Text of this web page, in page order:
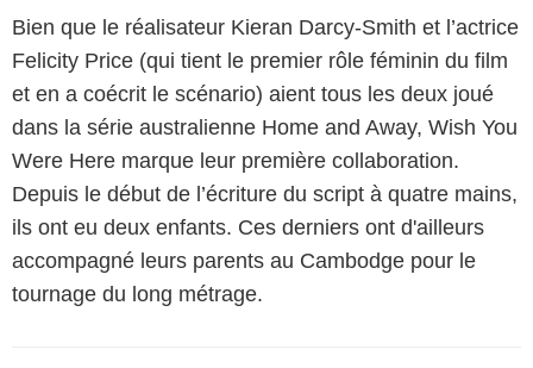
Bien que le réalisateur Kieran Darcy-Smith et l’actrice
Felicity Price (qui tient le premier rôle féminin du film
et en a coécrit le scénario) aient tous les deux joué
dans la série australienne Home and Away, Wish You
Were Here marque leur première collaboration.
Depuis le début de l’écriture du script à quatre mains,
ils ont eu deux enfants. Ces derniers ont d'ailleurs
accompagné leurs parents au Cambodge pour le
tournage du long métrage.